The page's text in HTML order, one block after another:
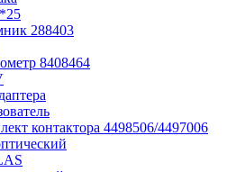
288403
8408464
контактора 4498506/4497006